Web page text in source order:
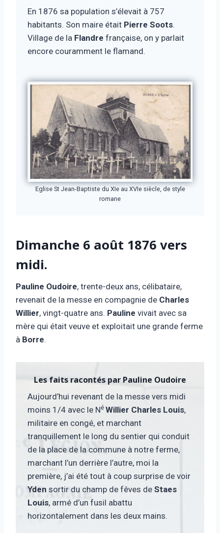
En 1876 sa population s’élevait à 757
habitants. Son maire était Pierre Soots.
Village de la Flandre française, on y parlait
encore couramment le flamand.
Eglise St Jean-Baptiste du XIe au XVIe siècle, de style
romane
Dimanche 6 août 1876 vers
midi.
Pauline Oudoire, trente-deux ans, célibataire,
revenait de la messe en compagnie de Charles
Willier, vingt-quatre ans. Pauline vivait avec sa
mère qui était veuve et exploitait une grande ferme
à Borre.
Les faits racontés par Pauline Oudoire
Aujourd’hui revenant de la messe vers midi
moins 1/4 avec le Né Willier Charles Louis,
militaire en congé, et marchant
tranquillement le long du sentier qui conduit
de la place de la commune à notre ferme,
marchant l’un derrière l’autre, moi la
première, j’ai été tout à coup surprise de voir
Yden sortir du champ de fêves de Staes
Louis, armé d’un fusil abattu
horizontalement dans les deux mains.